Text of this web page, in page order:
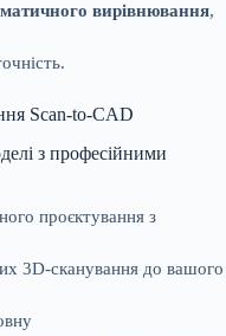
вирівнювання,
Scan-to-CAD
з професійними
проєктування з
3D-сканування до вашого